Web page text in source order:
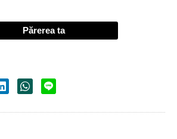
Părerea ta